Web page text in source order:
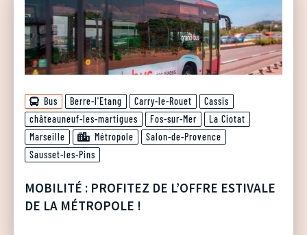
Bus Berre-l'Etang Carry-le-Rouet
Cassis
châteauneuf-les-martigues
Fos-sur-Mer
La Ciotat
Marseille
Métropole
Salon-de-Provence
Sausset-les-Pins
MOBILITÉ : PROFITEZ DE L’OFFRE ESTIVALE
DE LA MÉTROPOLE !